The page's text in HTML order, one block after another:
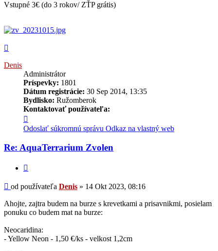
Vstupné 3€ (do 3 rokov/ ZŤP grátis)
Denis
Administrátor
Príspevky: 1801
Dátum registrácie: 30 Sep 2014, 13:35
Bydlisko: Ružomberok
Kontaktovať používateľa:
informácie
používateľa
Denis
Odoslať súkromnú správu Odkaz na vlastný web
Re: AquaTerrarium Zvolen
Príspevok
od používateľa Denis » 14 Okt 2023, 08:16
Ahojte, zajtra budem na burze s krevetkami a prisavnikmi, posielam
ponuku co budem mat na burze:
Neocaridina:
- Yellow Neon - 1,50 €/ks - velkost 1,2cm